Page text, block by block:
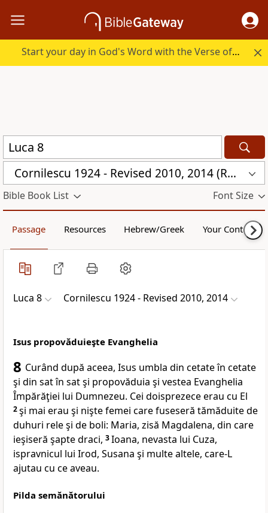
Start your day in God's Word with the Verse of the Day.
Cornilescu 1924 - Revised 2010, 2014 (RMNN)
Bible Book List Font Size
Passage Resources Hebrew/Greek Your Content
Luca 8 Cornilescu 1924 - Revised 2010, 2014
Isus propovăduieşte Evanghelia
8 Curând după aceea, Isus umbla din cetate în cetate
şi din sat în sat şi propovăduia şi vestea Evanghelia
Împărăţiei lui Dumnezeu. Cei doisprezece erau cu El
2şi mai erau şi niştefemei care fuseseră tămăduite de
duhuri rele şi de boli: Maria, zisă Magdalena, din care
ieşiseră şapte draci, 3Ioana, nevasta lui Cuza,
ispravnicul lui Irod, Susana şi multe altele, care-L
ajutau cu ce aveau.
Pilda semănătorului